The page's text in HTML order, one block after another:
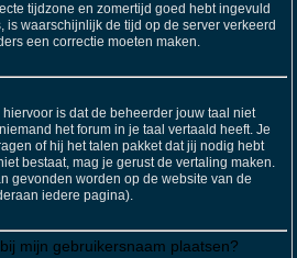
tijdzone en zomertijd goed hebt ingevuld
is waarschijnlijk de tijd op de server verkeerd
een correctie moeten maken.
is dat de beheerder jouw taal niet
het forum in je taal vertaald heeft. Je
of hij het talen pakket dat jij nodig hebt
bestaat, mag je gerust de vertaling maken.
gevonden worden op de website van de
iedere pagina).
mijn gebruikersnaam plaatsen?